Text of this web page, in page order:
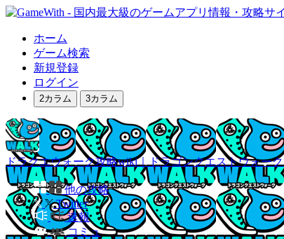
ホーム
ゲーム検索
新規登録
ログイン
2カラム 3カラム
ドラクエウォーク攻略wiki｜ドラゴンクエストウォーク
他の攻略
Twitter
速報
コミュ